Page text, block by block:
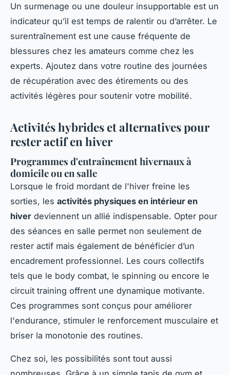
Un surmenage ou une douleur insupportable est un
indicateur qu’il est temps de ralentir ou d’arrêter. Le
surentraînement est une cause fréquente de
blessures chez les amateurs comme chez les
experts. Ajoutez dans votre routine des journées
de récupération avec des étirements ou des
activités légères pour soutenir votre mobilité.
Activités hybrides et alternatives pour
rester actif en hiver
Programmes d'entraînement hivernaux à
domicile ou en salle
Lorsque le froid mordant de l'hiver freine les
sorties, les activités physiques en intérieur en
hiver deviennent un allié indispensable. Opter pour
des séances en salle permet non seulement de
rester actif mais également de bénéficier d’un
encadrement professionnel. Les cours collectifs
tels que le body combat, le spinning ou encore le
circuit training offrent une dynamique motivante.
Ces programmes sont conçus pour améliorer
l'endurance, stimuler le renforcement musculaire et
briser la monotonie des routines.
Chez soi, les possibilités sont tout aussi